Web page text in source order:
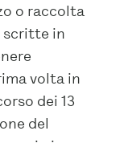
o raccolta
scritte in
volta in
dei 13
del